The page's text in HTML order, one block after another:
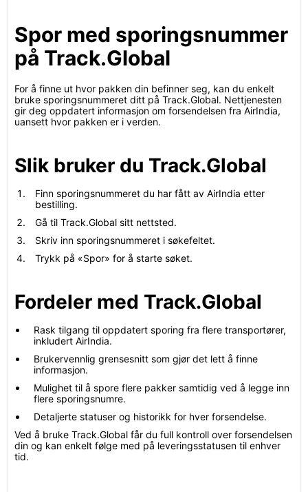
Spor med sporingsnummer
på Track.Global
For å finne ut hvor pakken din befinner seg, kan du enkelt
bruke sporingsnummeret ditt på Track.Global. Nettjenesten
gir deg oppdatert informasjon om forsendelsen fra AirIndia,
uansett hvor pakken er i verden.
Slik bruker du Track.Global
Finn sporingsnummeret du har fått av AirIndia etter
bestilling.
Gå til Track.Global sitt nettsted.
Skriv inn sporingsnummeret i søkefeltet.
Trykk på «Spor» for å starte søket.
Fordeler med Track.Global
Rask tilgang til oppdatert sporing fra flere transportører,
inkludert AirIndia.
Brukervennlig grensesnitt som gjør det lett å finne
informasjon.
Mulighet til å spore flere pakker samtidig ved å legge inn
flere sporingsnumre.
Detaljerte statuser og historikk for hver forsendelse.
Ved å bruke Track.Global får du full kontroll over forsendelsen
din og kan enkelt følge med på leveringsstatusen til enhver
tid.